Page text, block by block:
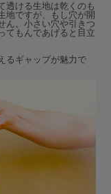
透ける生地は乾くのも
地ですが、もし穴が開
ん。小さい穴や引きつ
てもんであげると目立
るギャップが魅力で